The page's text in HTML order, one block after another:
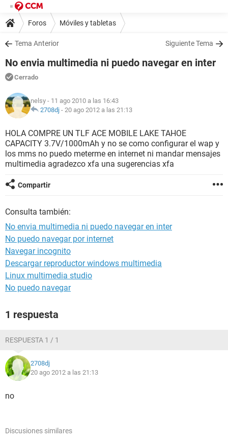
Foros Móviles y tabletas
Tema Anterior Siguiente Tema
No envia multimedia ni puedo navegar en inter
Cerrado
nelsy - 11 ago 2010 a las 16:43
2708dj - 20 ago 2012 a las 21:13
HOLA COMPRE UN TLF ACE MOBILE LAKE TAHOE
CAPACITY 3.7V/1000mAh y no se como configurar el wap y
los mms no puedo meterme en internet ni mandar mensajes
multimedia agradezco xfa una sugerencias xfa
Compartir
Consulta también:
No envia multimedia ni puedo navegar en inter
No puedo navegar por internet
Navegar incognito
Descargar reproductor windows multimedia
Linux multimedia studio
No puedo navegar
1 respuesta
RESPUESTA 1 / 1
2708dj
20 ago 2012 a las 21:13
no
Discusiones similares